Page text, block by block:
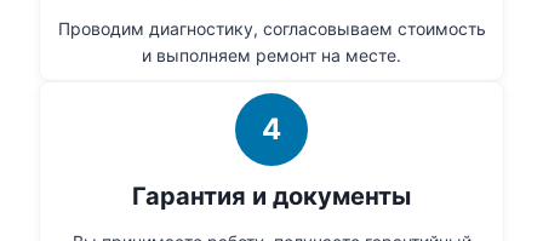
Проводим диагностику, согласовываем стоимость
и выполняем ремонт на месте.
4
Гарантия и документы